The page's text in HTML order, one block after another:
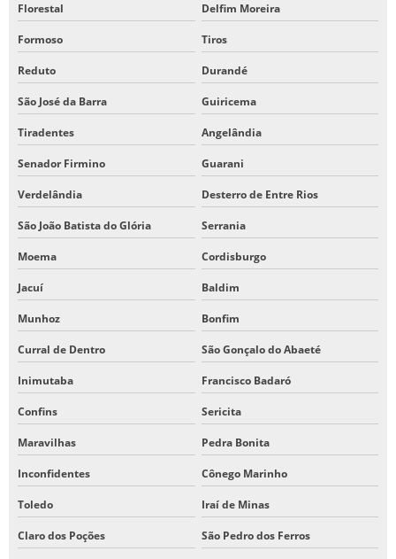
Florestal Delfim Moreira
Formoso Tiros
Reduto Durandé
São José da Barra Guiricema
Tiradentes Angelândia
Senador Firmino Guarani
Verdelândia Desterro de Entre Rios
São João Batista do Glória Serrania
Moema Cordisburgo
Jacuí Baldim
Munhoz Bonfim
Curral de Dentro São Gonçalo do Abaeté
Inimutaba Francisco Badaró
Confins Sericita
Maravilhas Pedra Bonita
Inconfidentes Cônego Marinho
Toledo Iraí de Minas
Claro dos Poções São Pedro dos Ferros